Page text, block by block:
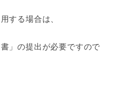
する場合は、
」の提出が必要ですので